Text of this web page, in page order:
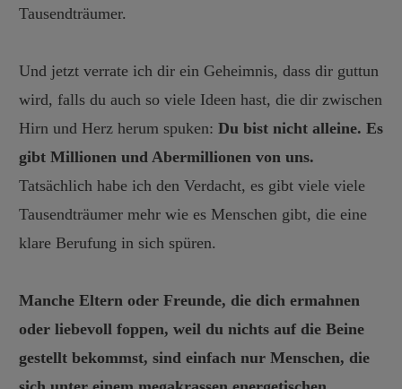
Tausendträumer.
Und jetzt verrate ich dir ein Geheimnis, dass dir guttun
wird, falls du auch so viele Ideen hast, die dir zwischen
Hirn und Herz herum spuken: Du bist nicht alleine. Es
gibt Millionen und Abermillionen von uns.
Tatsächlich habe ich den Verdacht, es gibt viele viele
Tausendträumer mehr wie es Menschen gibt, die eine
klare Berufung in sich spüren.
Manche Eltern oder Freunde, die dich ermahnen
oder liebevoll foppen, weil du nichts auf die Beine
gestellt bekommst, sind einfach nur Menschen, die